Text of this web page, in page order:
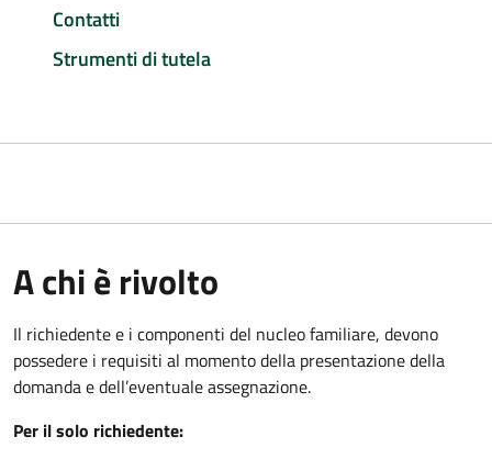
Contatti
Strumenti di tutela
A chi è rivolto
Il richiedente e i componenti del nucleo familiare, devono
possedere i requisiti al momento della presentazione della
domanda e dell’eventuale assegnazione.
Per il solo richiedente: